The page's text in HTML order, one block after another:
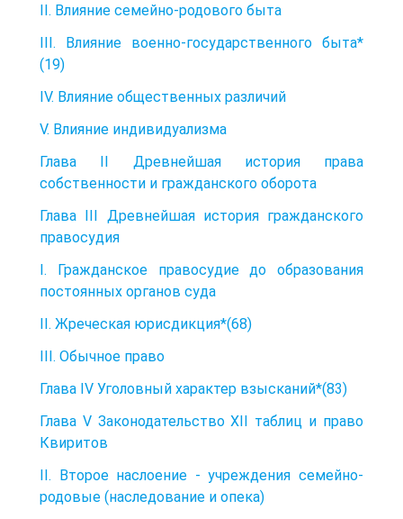
II. Влияние семейно-родового быта
III. Влияние военно-государственного быта*
(19)
IV. Влияние общественных различий
V. Влияние индивидуализма
Глава II Древнейшая история права
собственности и гражданского оборота
Глава III Древнейшая история гражданского
правосудия
I. Гражданское правосудие до образования
постоянных органов суда
II. Жреческая юрисдикция*(68)
III. Обычное право
Глава IV Уголовный характер взысканий*(83)
Глава V Законодательство XII таблиц и право
Квиритов
II. Второе наслоение - учреждения семейно-
родовые (наследование и опека)